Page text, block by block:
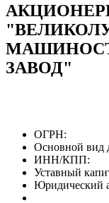
ЗАВОД"
ОГРН:
Основной вид
ИНН/КПП:
Уставный
Юридический